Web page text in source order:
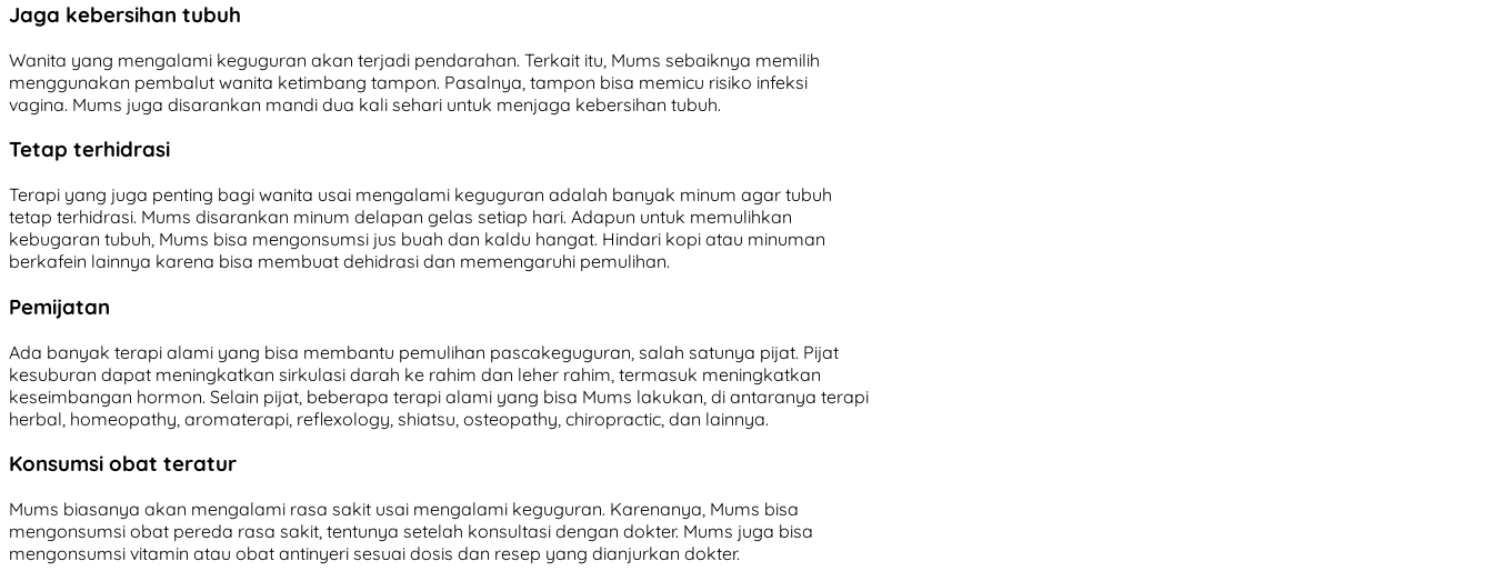
Jaga kebersihan tubuh
Wanita yang mengalami keguguran akan terjadi pendarahan. Terkait itu, Mums sebaiknya memilih
menggunakan pembalut wanita ketimbang tampon. Pasalnya, tampon bisa memicu risiko infeksi
vagina. Mums juga disarankan mandi dua kali sehari untuk menjaga kebersihan tubuh.
Tetap terhidrasi
Terapi yang juga penting bagi wanita usai mengalami keguguran adalah banyak minum agar tubuh
tetap terhidrasi. Mums disarankan minum delapan gelas setiap hari. Adapun untuk memulihkan
kebugaran tubuh, Mums bisa mengonsumsi jus buah dan kaldu hangat. Hindari kopi atau minuman
berkafein lainnya karena bisa membuat dehidrasi dan memengaruhi pemulihan.
Pemijatan
Ada banyak terapi alami yang bisa membantu pemulihan pascakeguguran, salah satunya pijat. Pijat
kesuburan dapat meningkatkan sirkulasi darah ke rahim dan leher rahim, termasuk meningkatkan
keseimbangan hormon. Selain pijat, beberapa terapi alami yang bisa Mums lakukan, di antaranya terapi
herbal, homeopathy, aromaterapi, reflexology, shiatsu, osteopathy, chiropractic, dan lainnya.
Konsumsi obat teratur
Mums biasanya akan mengalami rasa sakit usai mengalami keguguran. Karenanya, Mums bisa
mengonsumsi obat pereda rasa sakit, tentunya setelah konsultasi dengan dokter. Mums juga bisa
mengonsumsi vitamin atau obat antinyeri sesuai dosis dan resep yang dianjurkan dokter.